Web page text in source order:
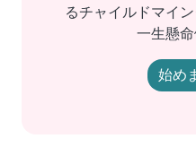
るチャイルドマイ
一生懸命
始め